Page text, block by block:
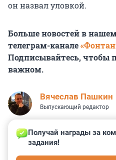
он назвал уловкой.
Больше новостей в
телеграм-канале
Подписывайтесь, чтобы
важном.
Вячеслав Пашкин
Выпускающий редактор
Получай награды за
задания!